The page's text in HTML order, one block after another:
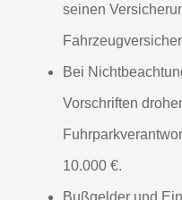
seinen
Bei
Vorschriften
10.000 €.